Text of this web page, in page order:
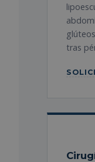
tras